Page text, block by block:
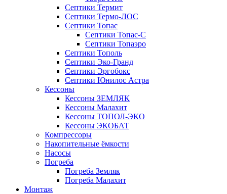
Септики Термит
Септики Термо-ЛОС
Септики Топас
Септики Топас-С
Септики Топаэро
Септики Тополь
Септики Эко-Гранд
Септики Эргобокс
Септики Юнилос Астра
Кессоны
Кессоны ЗЕМЛЯК
Кессоны Малахит
Кессоны ТОПОЛ-ЭКО
Кессоны ЭКОБАТ
Компрессоры
Накопительные ёмкости
Насосы
Погреба
Погреба Земляк
Погреба Малахит
Монтаж